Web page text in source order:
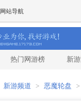
网站导航
热门网游榜 新
新游频道 > 恶魔轮盘 >